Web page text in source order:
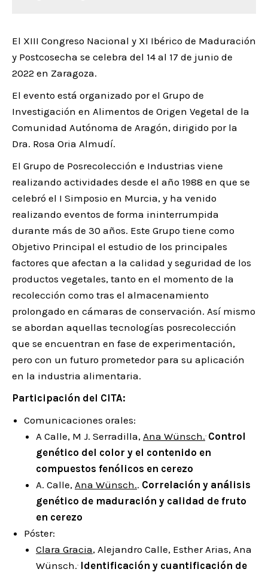
El XIII Congreso Nacional y XI Ibérico de Maduración
y Postcosecha se celebra del 14 al 17 de junio de
2022 en Zaragoza.
El evento está organizado por el Grupo de
Investigación en Alimentos de Origen Vegetal de la
Comunidad Autónoma de Aragón, dirigido por la
Dra. Rosa Oria Almudí.
El Grupo de Posrecolección e Industrias viene
realizando actividades desde el año 1988 en que se
celebró el I Simposio en Murcia, y ha venido
realizando eventos de forma ininterrumpida
durante más de 30 años. Este Grupo tiene como
Objetivo Principal el estudio de los principales
factores que afectan a la calidad y seguridad de los
productos vegetales, tanto en el momento de la
recolección como tras el almacenamiento
prolongado en cámaras de conservación. Así mismo
se abordan aquellas tecnologías posrecolección
que se encuentran en fase de experimentación,
pero con un futuro prometedor para su aplicación
en la industria alimentaria.
Participación del CITA:
Comunicaciones orales:
A Calle, M J. Serradilla, Ana Wünsch. Control
genético del color y el contenido en
compuestos fenólicos en cerezo
A. Calle, Ana Wünsch.. Correlación y análisis
genético de maduración y calidad de fruto
en cerezo
Póster:
Clara Gracia, Alejandro Calle, Esther Arias, Ana
Wünsch. Identificación y cuantificación de